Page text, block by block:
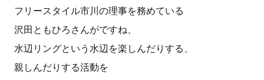
フリースタイル市川の理事を務めている
沢田ともひろさんがですね、
水辺リングという水辺を楽しんだりする、
親しんだりする活動を